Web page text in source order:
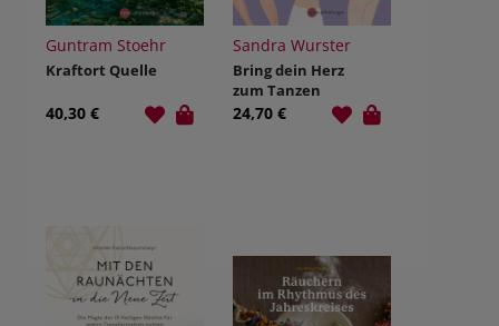
Guntram Stoehr
Kraftort Quelle
40,30 €
Sandra Wurster
Bring dein Herz
zum Tanzen
24,70 €